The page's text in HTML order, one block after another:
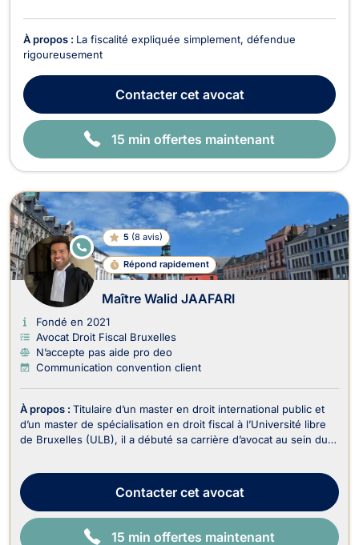
À propos : La fiscalité expliquée simplement, défendue
rigoureusement
Contactercet avocat
15 min offertes maintenant
5 (8 avis)
Répond rapidement
E
N
LI
G
N
E
Maître Walid JAAFARI
Fondé en 2021
Avocat Droit Fiscal Bruxelles
N’accepte pas aide pro deo
Communication convention client
À propos : Titulaire d’un master en droit international public et
d’un master de spécialisation en droit fiscal à l’Université libre
de Bruxelles (ULB), il a débuté sa carrière d’avocat au sein du
Afschrift, avocate ...Contactercet avocat
15 min offertes maintenant